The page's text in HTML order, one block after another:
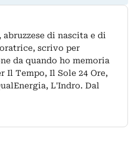
di nascita e di
scrivo per
da quando ho memoria
Il Tempo, Il Sole 24 Ore,
L'Indro. Dal